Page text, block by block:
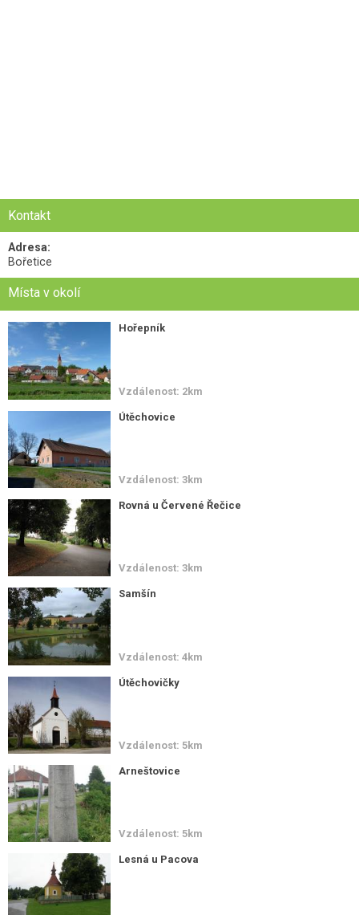
Kontakt
Adresa:
Bořetice
Místa v okolí
Hořepník
Vzdálenost: 2km
Útěchovice
Vzdálenost: 3km
Rovná u Červené Řečice
Vzdálenost: 3km
Samšín
Vzdálenost: 4km
Útěchovičky
Vzdálenost: 5km
Arneštovice
Vzdálenost: 5km
Lesná u Pacova